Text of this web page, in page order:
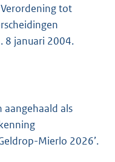
tot
8 januari 2004.
aangehaald als
Mierlo 2026’.